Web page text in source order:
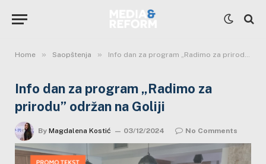
Home » Saopštenja » Info dan za program „Radimo za prirodu” održan na Goliji
Info dan za program „Radimo za
prirodu” održan na Goliji
By Magdalena Kostić 03/12/2024 No Comments